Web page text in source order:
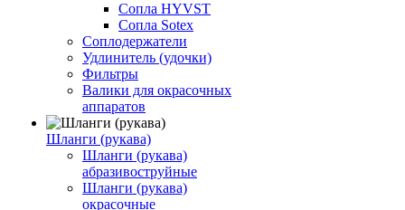
Сопла HYVST
Сопла Sotex
Соплодержатели
Удлинитель (удочки)
Фильтры
Валики для окрасочных
аппаратов
Шланги (рукава)
Шланги (рукава)
абразивоструйные
Шланги (рукава)
окрасочные